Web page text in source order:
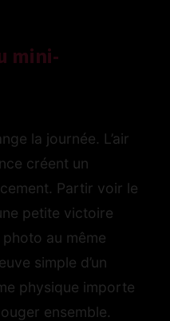
mini-
la journée. L’air
créent un
Partir voir le
petite victoire
au même
simple d’un
physique importe
ensemble.